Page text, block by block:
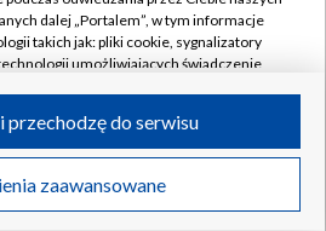
Kontakt
Kanały
Polska S.A. w likwidacji
dalej „Portalem”, w tym informacje
takich jak: pliki cookie, sygnalizatory
umożliwiających świadczenie
odwiedzania przez Ciebie
takie jak adresy IP, identyfikatory
zaawansowane
przechodzę do serwisu